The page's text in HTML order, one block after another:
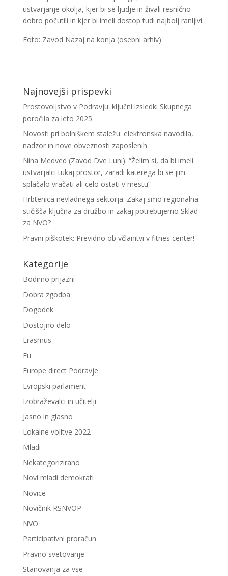
ustvarjanje okolja, kjer bi se ljudje in živali resnično
dobro počutili in kjer bi imeli dostop tudi najbolj ranljivi.
Foto: Zavod Nazaj na konja (osebni arhiv)
Najnovejši prispevki
Prostovoljstvo v Podravju: ključni izsledki Skupnega
poročila za leto 2025
Novosti pri bolniškem staležu: elektronska navodila,
nadzor in nove obveznosti zaposlenih
Nina Medved (Zavod Dve Luni): “Želim si, da bi imeli
ustvarjalci tukaj prostor, zaradi katerega bi se jim
splačalo vračati ali celo ostati v mestu”
Hrbtenica nevladnega sektorja: Zakaj smo regionalna
stičišča ključna za družbo in zakaj potrebujemo Sklad
za NVO?
Pravni piškotek: Previdno ob včlanitvi v fitnes center!
Kategorije
Bodimo prijazni
Dobra zgodba
Dogodek
Dostojno delo
Erasmus
Eu
Europe direct Podravje
Evropski parlament
Izobraževalci in učitelji
Jasno in glasno
Lokalne volitve 2022
Mladi
Nekategorizirano
Novi mladi demokrati
Novice
Novičnik RSNVOP
NVO
Participativni proračun
Pravno svetovanje
Stanovanja za vse